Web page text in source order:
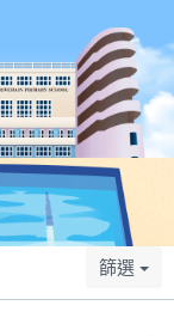
篩選